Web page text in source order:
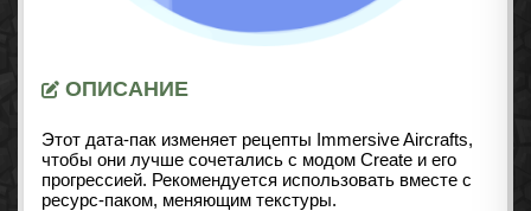
ОПИСАНИЕ
Этот дата-пак изменяет рецепты Immersive Aircrafts,
чтобы они лучше сочетались с модом Create и его
прогрессией. Рекомендуется использовать вместе с
ресурс-паком, меняющим текстуры.